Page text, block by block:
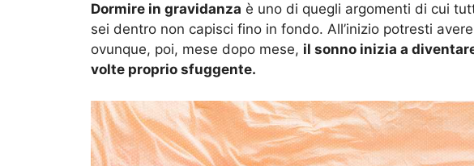
Dormire in gravidanza è uno di quegli argomenti di cui
sei dentro non capisci fino in fondo. All’inizio potresti
ovunque, poi, mese dopo mese, il sonno inizia a
volte proprio sfuggente.